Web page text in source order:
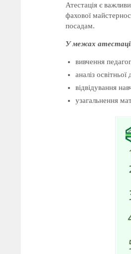
Атестація є
фахової
посадам.
У межах
вивчення
аналіз освітньої
відвідування
узагальнення